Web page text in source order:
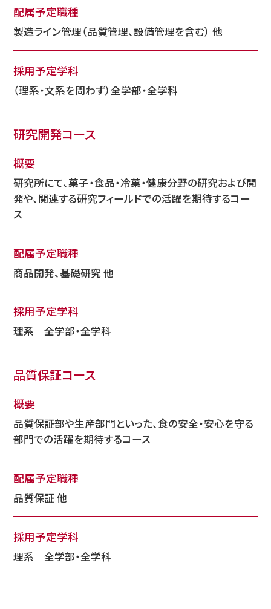
配属予定職種
製造ライン管理（品質管理、設備管理を含む） 他
採用予定学科
（理系・文系を問わず）全学部・全学科
研究開発コース
概要
研究所にて、菓子・食品・冷菓・健康分野の研究および開
発や、関連する研究フィールドでの活躍を期待するコー
ス
配属予定職種
商品開発、基礎研究 他
採用予定学科
理系 全学部・全学科
品質保証コース
概要
品質保証部や生産部門といった、食の安全・安心を守る
部門での活躍を期待するコース
配属予定職種
品質保証 他
採用予定学科
理系 全学部・全学科